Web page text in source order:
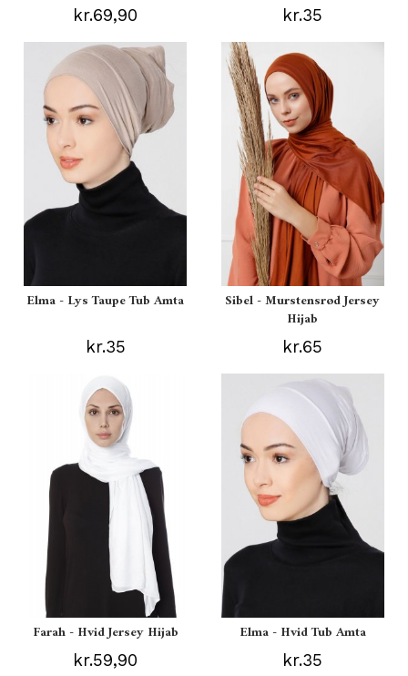
kr.69,90 kr.35
Elma - Lys Taupe Tub Amta
kr.35
Sibel - Murstensrød Jersey
Hijab
kr.65
Farah - Hvid Jersey Hijab
kr.59,90
Elma - Hvid Tub Amta
kr.35